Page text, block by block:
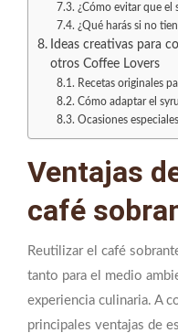
¿Cómo evitar que el
¿Qué harás si no
Ideas creativas para
otros Coffee Lovers
Recetas originales
Cómo adaptar el
Ocasiones
Ventajas
café
Reutilizar el café
tanto para el medio
experiencia culinaria. A
principales ventajas de